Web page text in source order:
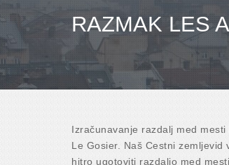
RAZMAK LES
Izračunavanje razdalj med mesti
Le Gosier. Naš Cestni zemljevid
hitro ugotoviti razdaljo med